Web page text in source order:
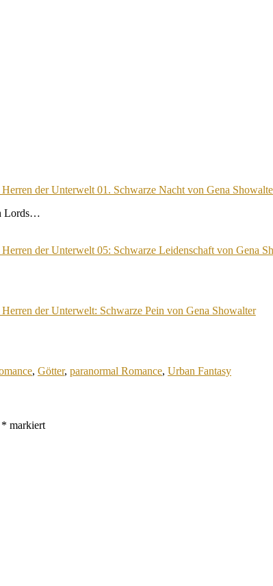
der Unterwelt 01. Schwarze Nacht von Gena
Lords…
der Unterwelt 05: Schwarze Leidenschaft von Gena
der Unterwelt: Schwarze Pein von Gena Showalter
, Götter, paranormal Romance, Urban Fantasy
* markiert